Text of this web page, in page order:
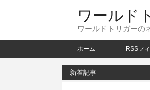
ワールド
ワールドトリガーの
ホーム RSSフ
新着記事